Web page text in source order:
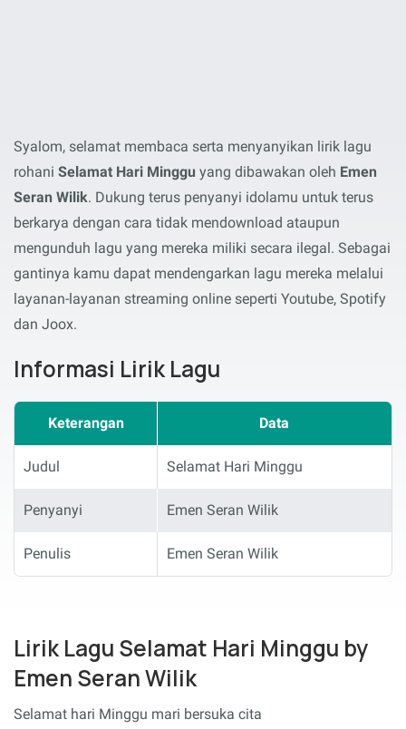
Syalom, selamat membaca serta menyanyikan lirik lagu
rohani Selamat Hari Minggu yang dibawakan oleh Emen
Seran Wilik. Dukung terus penyanyi idolamu untuk terus
berkarya dengan cara tidak mendownload ataupun
mengunduh lagu yang mereka miliki secara ilegal. Sebagai
gantinya kamu dapat mendengarkan lagu mereka melalui
layanan-layanan streaming online seperti Youtube, Spotify
dan Joox.
Informasi Lirik Lagu
Keterangan Data
Judul Selamat Hari Minggu
Penyanyi Emen Seran Wilik
Penulis Emen Seran Wilik
Lirik Lagu Selamat Hari Minggu by
Emen Seran Wilik
Selamat hari Minggu mari bersuka cita